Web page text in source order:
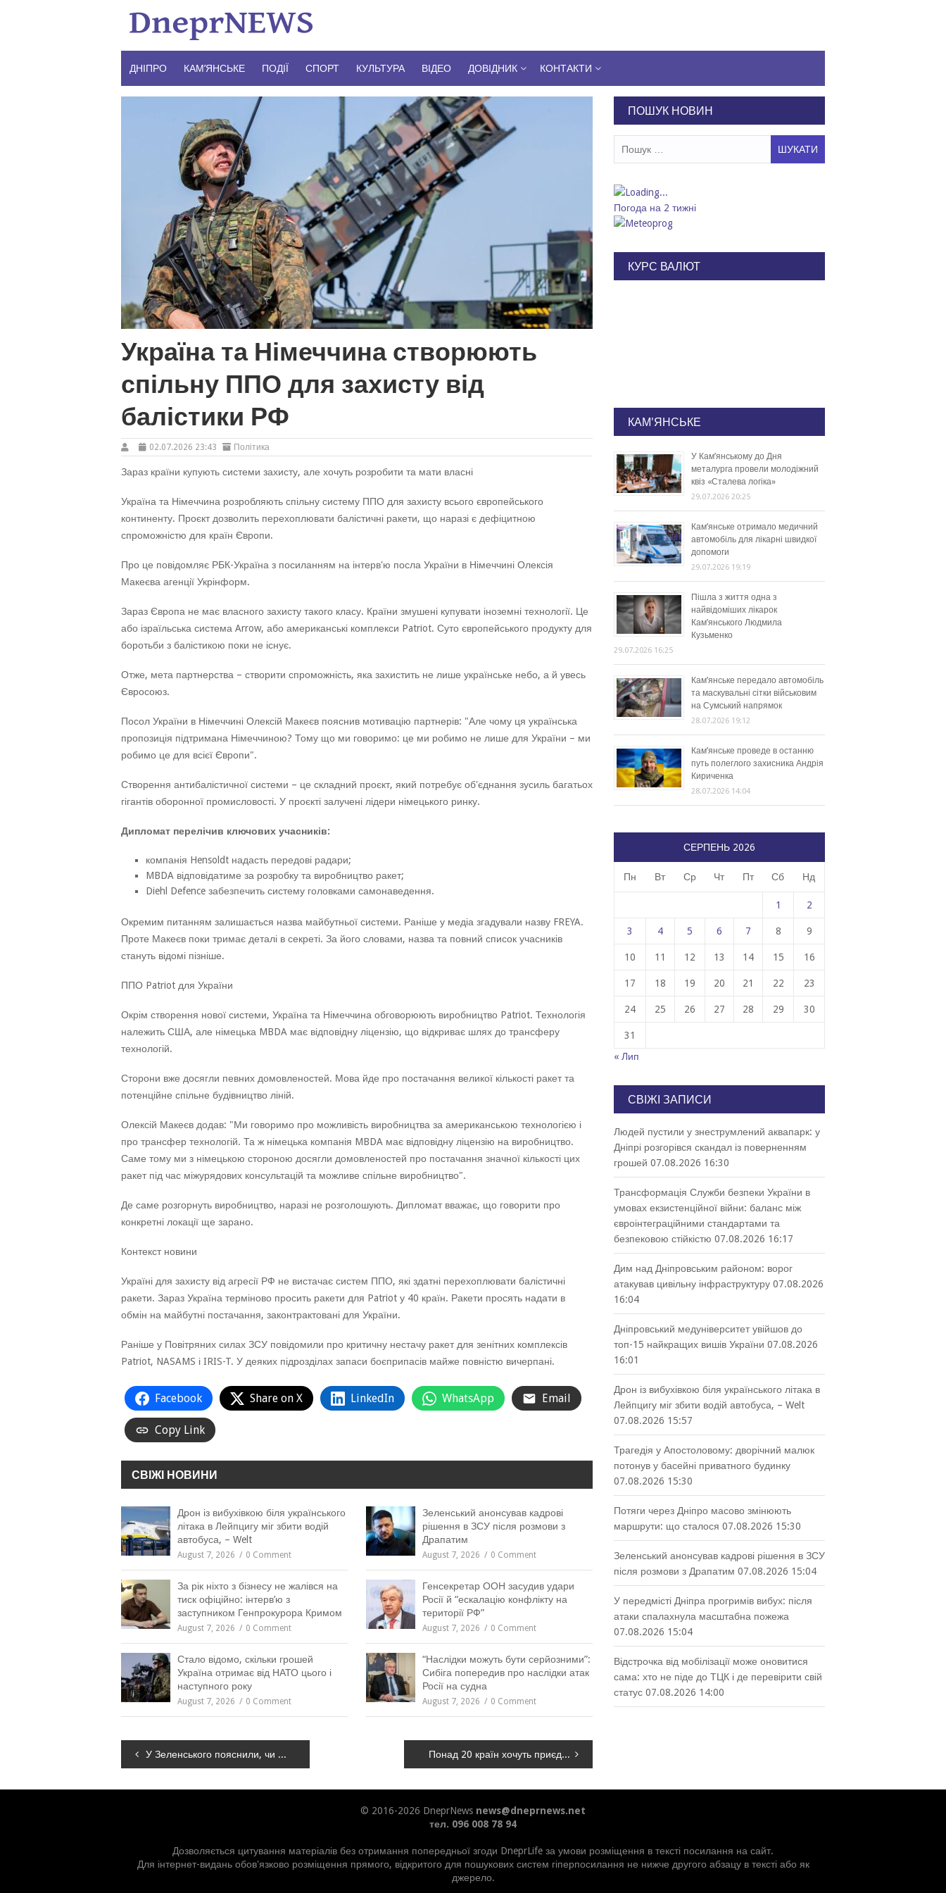
ДНІПРО КАМ’ЯНСЬКЕ ПОДІЇ СПОРТ КУЛЬТУРА ВІДЕО ДОВІДНИК КОНТАКТИ
Україна та Німеччина створюють
спільну ППО для захисту від
балістики РФ
02.07.2026 23:43 Політика
Зараз країни купують системи захисту, але хочуть розробити та мати власні
Україна та Німеччина розробляють спільну систему ППО для захисту всього європейського
континенту. Проєкт дозволить перехоплювати балістичні ракети, що наразі є дефіцитною
спроможністю для країн Європи.
Про це повідомляє РБК-Україна з посиланням на інтерв'ю посла України в Німеччині Олексія
Макеєва агенції Укрінформ.
Зараз Європа не має власного захисту такого класу. Країни змушені купувати іноземні технології. Це
або ізраїльська система Arrow, або американські комплекси Patriot. Суто європейського продукту для
боротьби з балістикою поки не існує.
Отже, мета партнерства – створити спроможність, яка захистить не лише українське небо, а й увесь
Євросоюз.
Посол України в Німеччині Олексій Макеєв пояснив мотивацію партнерів: "Але чому ця українська
пропозиція підтримана Німеччиною? Тому що ми говоримо: це ми робимо не лише для України – ми
робимо це для всієї Європи".
Створення антибалістичної системи – це складний проєкт, який потребує об'єднання зусиль багатьох
гігантів оборонної промисловості. У проєкті залучені лідери німецького ринку.
Дипломат перелічив ключових учасників:
компанія Hensoldt надасть передові радари;
MBDA відповідатиме за розробку та виробництво ракет;
Diehl Defence забезпечить систему головками самонаведення.
Окремим питанням залишається назва майбутньої системи. Раніше у медіа згадували назву FREYA.
Проте Макеєв поки тримає деталі в секреті. За його словами, назва та повний список учасників
стануть відомі пізніше.
ППО Patriot для України
Окрім створення нової системи, Україна та Німеччина обговорюють виробництво Patriot. Технологія
належить США, але німецька MBDA має відповідну ліцензію, що відкриває шлях до трансферу
технологій.
Сторони вже досягли певних домовленостей. Мова йде про постачання великої кількості ракет та
потенційне спільне будівництво ліній.
Олексій Макеєв додав: "Ми говоримо про можливість виробництва за американською технологією і
про трансфер технологій. Та ж німецька компанія MBDA має відповідну ліцензію на виробництво.
Саме тому ми з німецькою стороною досягли домовленостей про постачання значної кількості цих
ракет під час міжурядових консультацій та можливе спільне виробництво".
Де саме розгорнуть виробництво, наразі не розголошують. Дипломат вважає, що говорити про
конкретні локації ще зарано.
Контекст новини
Україні для захисту від агресії РФ не вистачає систем ППО, які здатні перехоплювати балістичні
ракети. Зараз Україна терміново просить ракети для Patriot у 40 країн. Ракети просять надати в
обмін на майбутні постачання, законтрактовані для України.
Раніше у Повітряних силах ЗСУ повідомили про критичну нестачу ракет для зенітних комплексів
Patriot, NASAMS і IRIS-T. У деяких підрозділах запаси боєприпасів майже повністю вичерпані.
Facebook Share on X LinkedIn WhatsApp Email
Copy Link
СВІЖІ НОВИНИ
Дрон із вибухівкою біля українського
літака в Лейпцигу міг збити водій
автобуса, – Welt
August 7, 2026 0 Comment
Зеленський анонсував кадрові
рішення в ЗСУ після розмови з
Драпатим
August 7, 2026 0 Comment
За рік ніхто з бізнесу не жалівся на
тиск офіційно: інтерв’ю з
заступником Генпрокурора Кримом
August 7, 2026 0 Comment
Генсекретар ООН засудив удари
Росії й “ескалацію конфлікту на
території РФ”
August 7, 2026 0 Comment
Стало відомо, скільки грошей
Україна отримає від НАТО цього і
наступного року
August 7, 2026 0 Comment
“Наслідки можуть бути серйозними”:
Сибіга попередив про наслідки атак
Росії на судна
August 7, 2026 0 Comment
Навігація
У Зеленського пояснили, чи може Польща стати на шляху України до ЄС Понад 20 країн хочуть приєднатися до українського Drone Deal, – Умєров
ПОШУК НОВИН
Погода на 2 тижні
КУРС ВАЛЮТ
КАМ'ЯНСЬКЕ
У Кам’янському до Дня
металурга провели молодіжний
квіз «Сталева логіка»
29.07.2026 20:25
Кам’янське отримало медичний
автомобіль для лікарні швидкої
допомоги
29.07.2026 19:19
Пішла з життя одна з
найвідоміших лікарок
Кам’янського Людмила
Кузьменко
29.07.2026 16:25
Кам’янське передало автомобіль
та маскувальні сітки військовим
на Сумський напрямок
28.07.2026 19:12
Кам’янське проведе в останню
путь полеглого захисника Андрія
Кириченка
28.07.2026 14:04
СЕРПЕНЬ 2026
Пн Вт Ср Чт Пт Сб Нд
1 2
3 4 5 6 7 8 9
10 11 12 13 14 15 16
17 18 19 20 21 22 23
24 25 26 27 28 29 30
31
« Лип
СВІЖІ ЗАПИСИ
Людей пустили у знеструмлений аквапарк: у
Дніпрі розгорівся скандал із поверненням
грошей 07.08.2026 16:30
Трансформація Служби безпеки України в
умовах екзистенційної війни: баланс між
євроінтеграційними стандартами та
безпековою стійкістю 07.08.2026 16:17
Дим над Дніпровським районом: ворог
атакував цивільну інфраструктуру 07.08.2026
16:04
Дніпровський медуніверситет увійшов до
топ-15 найкращих вишів України 07.08.2026
16:01
Дрон із вибухівкою біля українського літака в
Лейпцигу міг збити водій автобуса, – Welt
07.08.2026 15:57
Трагедія у Апостоловому: дворічний малюк
потонув у басейні приватного будинку
07.08.2026 15:30
Потяги через Дніпро масово змінюють
маршрути: що сталося 07.08.2026 15:30
Зеленський анонсував кадрові рішення в ЗСУ
після розмови з Драпатим 07.08.2026 15:04
У передмісті Дніпра прогримів вибух: після
атаки спалахнула масштабна пожежа
07.08.2026 15:04
Відстрочка від мобілізації може оновитися
сама: хто не піде до ТЦК і де перевірити свій
статус 07.08.2026 14:00
© 2016-2026 DneprNews news@dneprnews.net
тел. 096 008 78 94
Дозволяється цитування матеріалів без отримання попередньої згоди DneprLife за умови розміщення в тексті посилання на сайт.
Для інтернет-видань обов'язково розміщення прямого, відкритого для пошукових систем гіперпосилання не нижче другого абзацу в тексті або як
джерело.